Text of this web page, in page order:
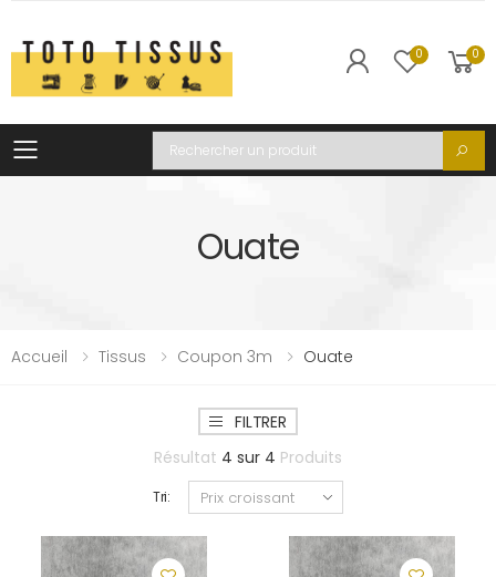
0 0
Toggle mobile menu
Recherche
Ouate
Accueil Tissus Coupon 3m Ouate
FILTRER
Résultat 4 sur 4 Produits
Tri: